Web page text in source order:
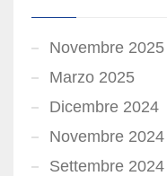
Novembre 2025
Marzo 2025
Dicembre 2024
Novembre 2024
Settembre 2024